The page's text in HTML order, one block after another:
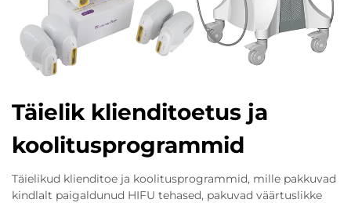
Täielik klienditoetus ja
koolitusprogrammid
Täielikud klienditoe ja koolitusprogrammid, mille pakkuvad
kindlalt paigaldunud HIFU tehased, pakuvad väärtuslikke